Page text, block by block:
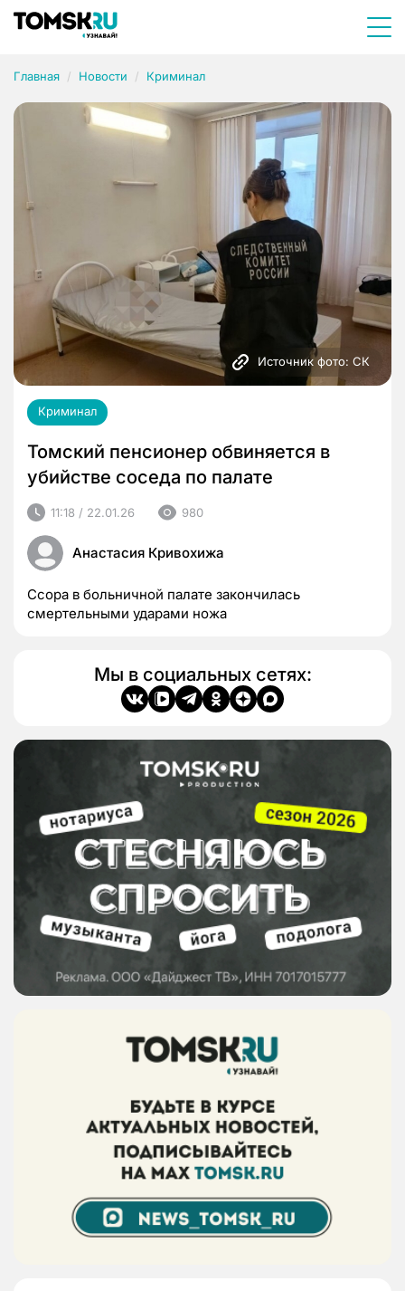
Главная Новости Криминал
Источник фото: СК
Криминал
Томский пенсионер обвиняется в
убийстве соседа по палате
11:18 / 22.01.26 980
Анастасия Кривохижа
Ссора в больничной палате закончилась
смертельными ударами ножа
Мы в социальных сетях: